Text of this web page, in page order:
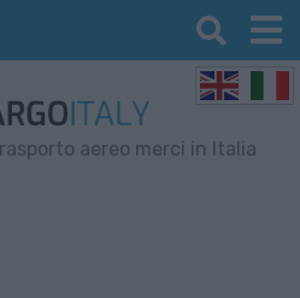
aereo merci in Italia